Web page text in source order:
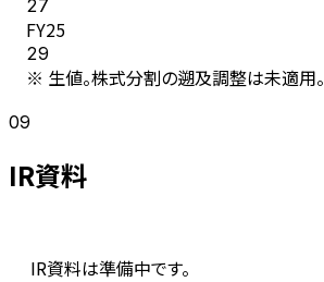
27
FY25
29
※ 生値。株式分割の遡及調整は未適用。
09
IR資料
IR資料は準備中です。